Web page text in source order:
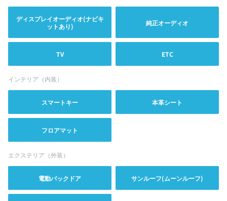
ディスプレイオーディオ(ナビキ
ットあり)
純正オーディオ
TV ETC
インテリア（内装）
スマートキー 本革シート
フロアマット
エクステリア（外装）
電動バックドア サンルーフ(ムーンルーフ)